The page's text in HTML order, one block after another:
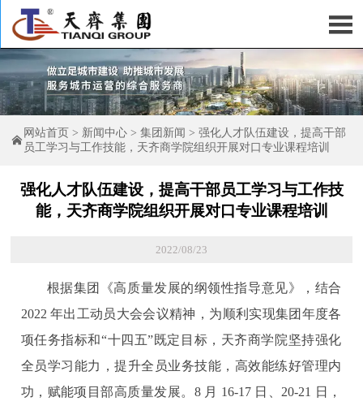


网站首页 > 新闻中心 > 集团新闻 > 强化人才队伍建设，提高干部
员工学习与工作技能，天齐商学院组织开展对口专业课程培训
强化人才队伍建设，提高干部员工学习与工作技
能，天齐商学院组织开展对口专业课程培训
2022/08/23
根据集团《高质量发展的纲领性指导意见》，结合
2022 年出工动员大会会议精神，为顺利实现集团年度各
项任务指标和“十四五”既定目标，天齐商学院坚持强化
全员学习能力，提升全员业务技能，高效能练好管理内
功，赋能项目部高质量发展。8 月 16-17 日、20-21 日，